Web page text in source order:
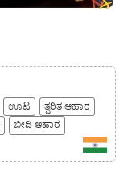
ಊಟ
ತ್ವರಿತ ಆಹಾರ
ಬೀದಿ ಆಹಾರ